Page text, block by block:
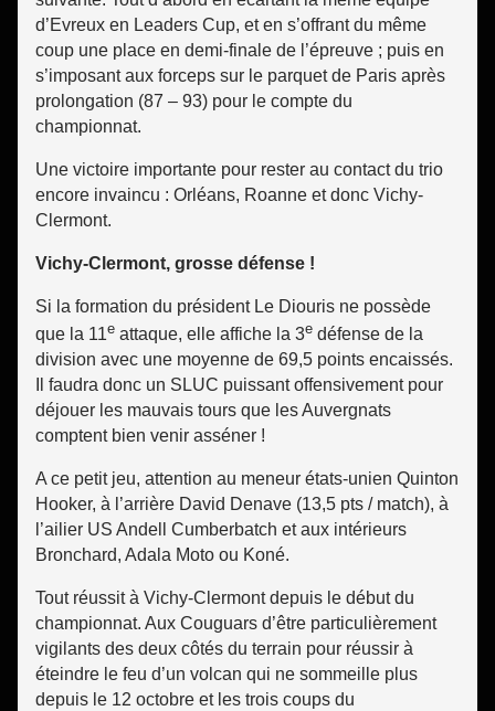
d’Evreux en Leaders Cup, et en s’offrant du même
coup une place en demi-finale de l’épreuve ; puis en
s’imposant aux forceps sur le parquet de Paris après
prolongation (87 – 93) pour le compte du
championnat.
Une victoire importante pour rester au contact du trio
encore invaincu : Orléans, Roanne et donc Vichy-
Clermont.
Vichy-Clermont, grosse défense !
Si la formation du président Le Diouris ne possède
que la 11e attaque, elle affiche la 3e défense de la
division avec une moyenne de 69,5 points encaissés.
Il faudra donc un SLUC puissant offensivement pour
déjouer les mauvais tours que les Auvergnats
comptent bien venir asséner !
A ce petit jeu, attention au meneur états-unien Quinton
Hooker, à l’arrière David Denave (13,5 pts / match), à
l’ailier US Andell Cumberbatch et aux intérieurs
Bronchard, Adala Moto ou Koné.
Tout réussit à Vichy-Clermont depuis le début du
championnat. Aux Couguars d’être particulièrement
vigilants des deux côtés du terrain pour réussir à
éteindre le feu d’un volcan qui ne sommeille plus
depuis le 12 octobre et les trois coups du